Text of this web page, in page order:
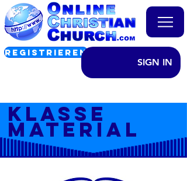
REGISTRIEREN
SIGN IN
KLASSE
MATERIAL